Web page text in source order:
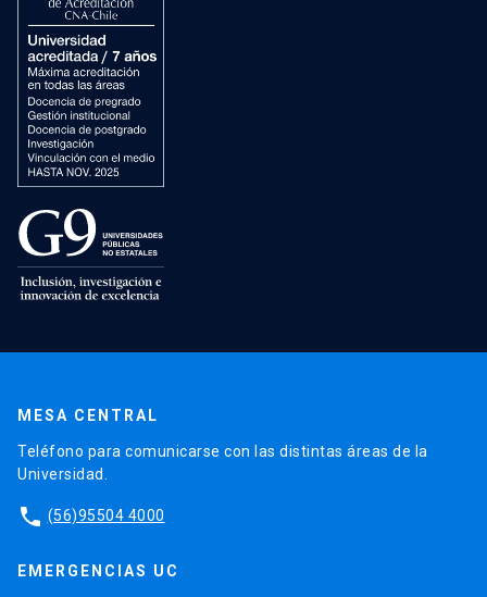
MESA CENTRAL
Teléfono para comunicarse con las distintas áreas de la
Universidad.
phone (56)95504 4000
EMERGENCIAS UC